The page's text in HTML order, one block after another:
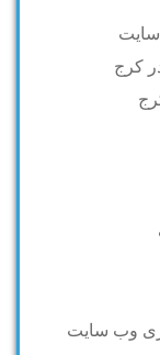
سایت
کرج
وب سایت